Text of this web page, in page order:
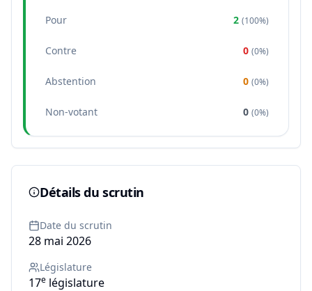
Pour 2 (100%)
Contre 0 (0%)
Abstention 0 (0%)
Non-votant 0 (0%)
Détails du scrutin
Date du scrutin
28 mai 2026
Législature
17e législature